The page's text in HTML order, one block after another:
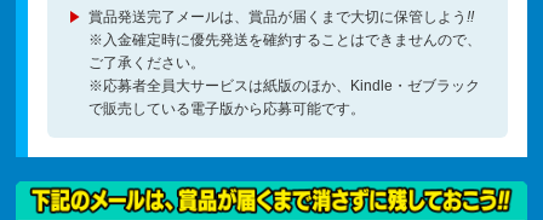
賞品発送完了メールは、賞品が届くまで大切に保管しよう !!
※入金確定時に優先発送を確約することはできませんので、
ご了承ください。
※応募者全員大サービスは紙版のほか、Kindle・ゼブラック
で販売している電子版から応募可能です。